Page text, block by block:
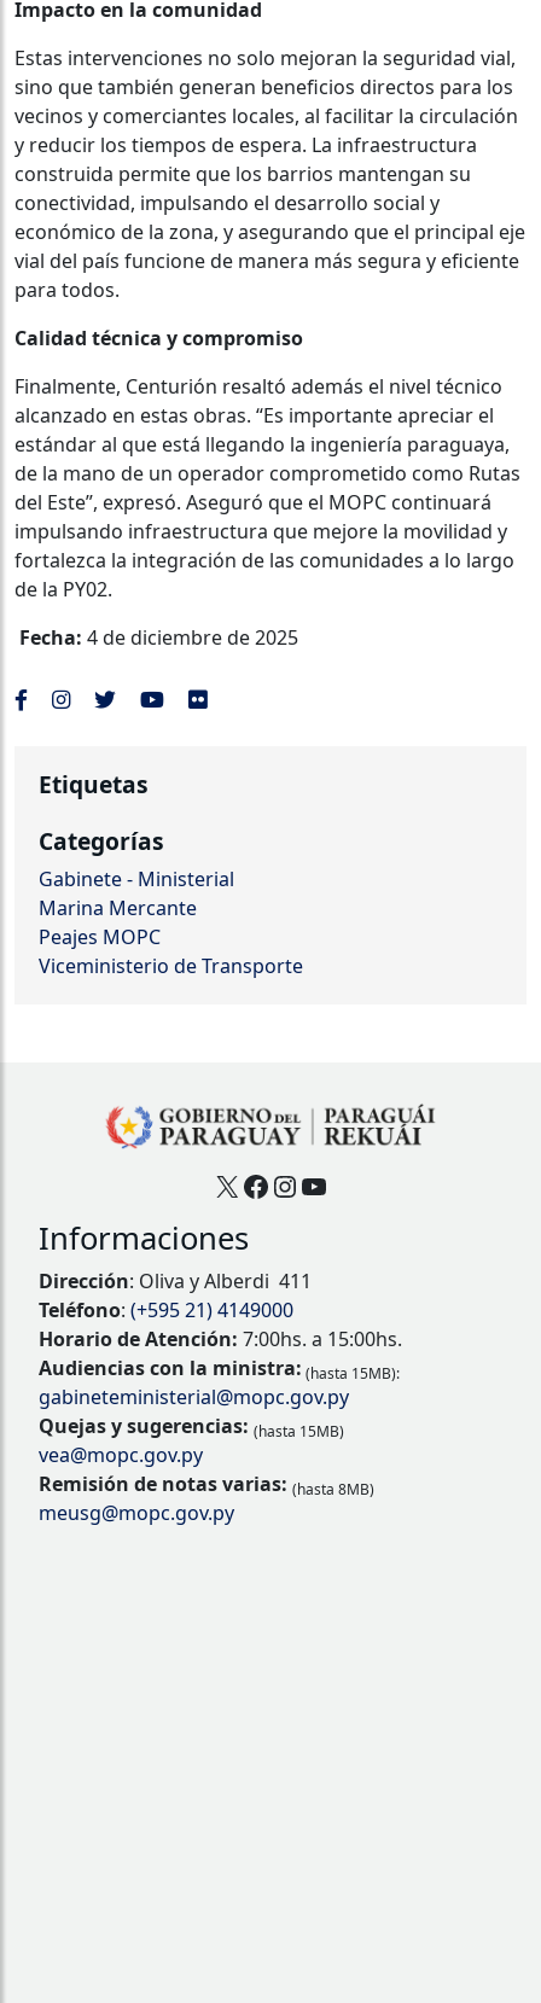
Impacto en la comunidad
Estas intervenciones no solo mejoran la seguridad vial,
sino que también generan beneficios directos para los
vecinos y comerciantes locales, al facilitar la circulación
y reducir los tiempos de espera. La infraestructura
construida permite que los barrios mantengan su
conectividad, impulsando el desarrollo social y
económico de la zona, y asegurando que el principal eje
vial del país funcione de manera más segura y eficiente
para todos.
Calidad técnica y compromiso
Finalmente, Centurión resaltó además el nivel técnico
alcanzado en estas obras. “Es importante apreciar el
estándar al que está llegando la ingeniería paraguaya,
de la mano de un operador comprometido como Rutas
del Este”, expresó. Aseguró que el MOPC continuará
impulsando infraestructura que mejore la movilidad y
fortalezca la integración de las comunidades a lo largo
de la PY02.
Fecha: 4 de diciembre de 2025
Etiquetas
Categorías
Gabinete - Ministerial
Marina Mercante
Peajes MOPC
Viceministerio de Transporte
X Facebook
Instagram
YouTube
Informaciones
Dirección: Oliva y Alberdi 411
Teléfono: (+595 21) 4149000
Horario de Atención: 7:00hs. a 15:00hs.
Audiencias con la ministra: (hasta 15MB):
gabineteministerial@mopc.gov.py
Quejas y sugerencias: (hasta 15MB)
vea@mopc.gov.py
Remisión de notas varias: (hasta 8MB)
meusg@mopc.gov.py